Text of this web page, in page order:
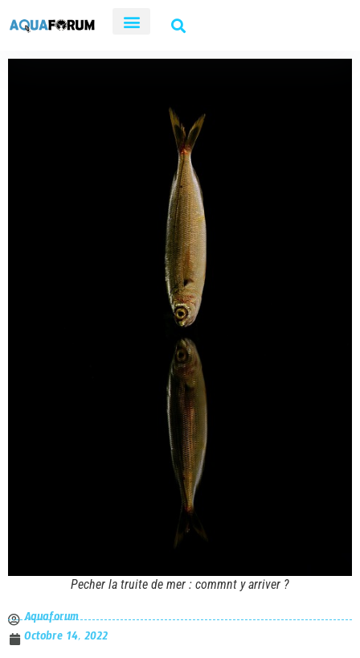
Pecher la truite de mer : commnt y arriver ?
Aquaforum
Octobre 14, 2022